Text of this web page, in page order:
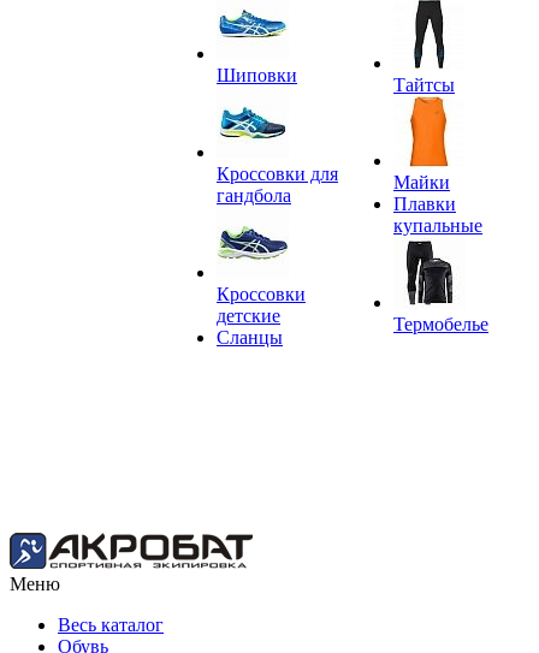
Шиповки
Кроссовки для
гандбола
Кроссовки
детские
Сланцы
Тайтсы
Майки
Плавки
купальные
Термобелье
Меню
Весь каталог
Обувь